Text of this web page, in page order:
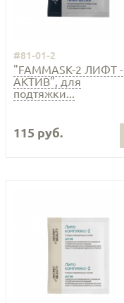
#81-01-2
"FAMMASK-2 ЛИФТ -
АКТИВ", для
подтяжки...
115 руб.